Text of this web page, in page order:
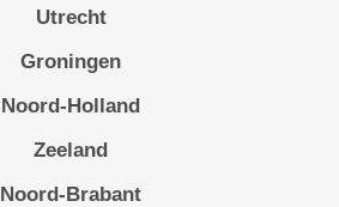
Utrecht
Groningen
Noord-Holland
Zeeland
Noord-Brabant